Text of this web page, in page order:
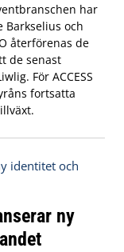
har
Barkselius och
återförenas de
de senast
För ACCESS
fortsatta
ny